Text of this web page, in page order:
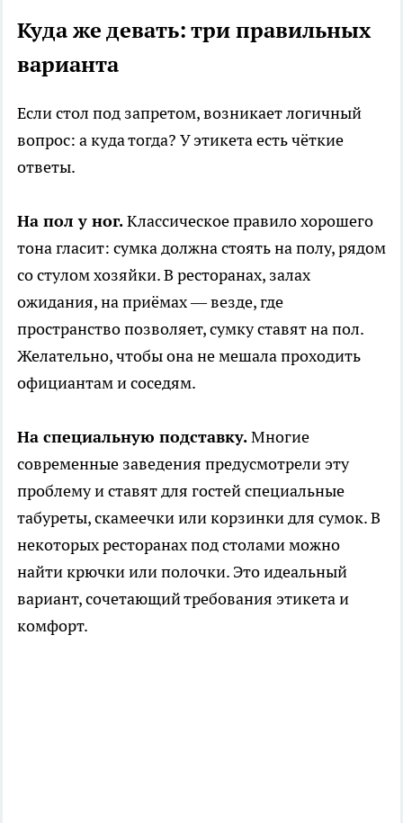
Куда же девать: три правильных
варианта
Если стол под запретом, возникает логичный
вопрос: а куда тогда? У этикета есть чёткие
ответы.
На пол у ног.Классическое правило хорошего
тона гласит: сумка должна стоять на полу, рядом
со стулом хозяйки. В ресторанах, залах
ожидания, на приёмах — везде, где
пространство позволяет, сумку ставят на пол.
Желательно, чтобы она не мешала проходить
официантам и соседям.
На специальную подставку.Многие
современные заведения предусмотрели эту
проблему и ставят для гостей специальные
табуреты, скамеечки или корзинки для сумок. В
некоторых ресторанах под столами можно
найти крючки или полочки. Это идеальный
вариант, сочетающий требования этикета и
комфорт.